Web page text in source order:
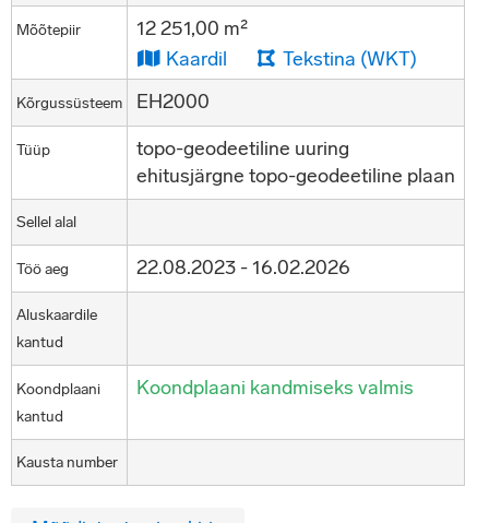
Mõõtepiir
12 251,00 m²
Kaardil
Tekstina (WKT)
Kõrgussüsteem EH2000
Tüüp
topo-geodeetiline uuring
ehitusjärgne topo-geodeetiline plaan
Sellel alal
Töö aeg 22.08.2023 - 16.02.2026
Aluskaardile
kantud
Koondplaani
kantud
Koondplaani kandmiseks valmis
Kausta number